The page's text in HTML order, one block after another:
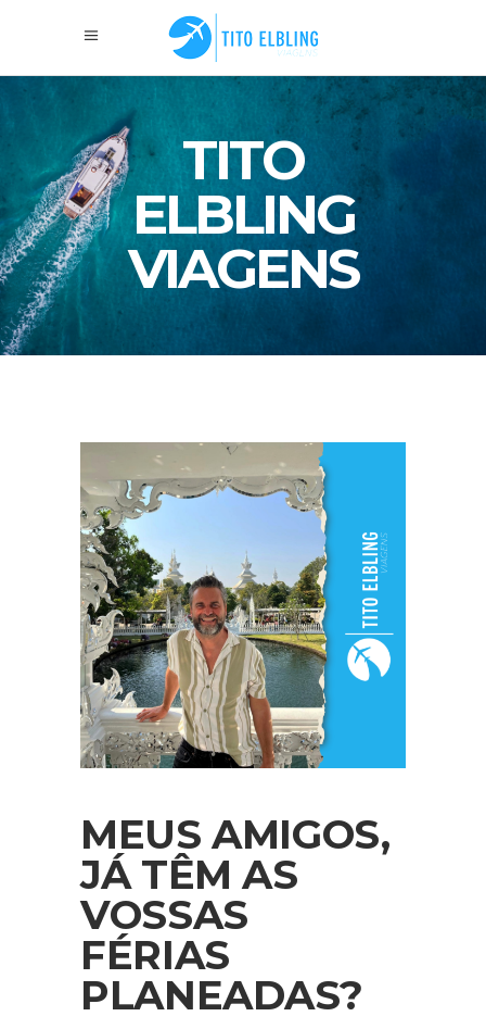
TITO
ELBLING
VIAGENS
MEUS AMIGOS,
JÁ TÊM AS
VOSSAS
FÉRIAS
PLANEADAS?